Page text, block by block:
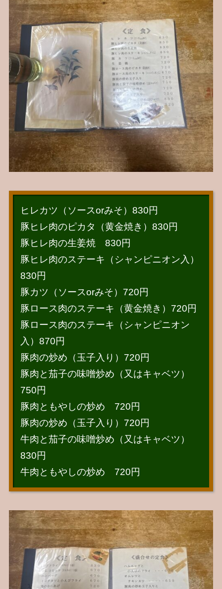
ヒレカツ（ソースorみそ）830円
豚ヒレ肉のピカタ（黄金焼き）830円
豚ヒレ肉の生姜焼 830円
豚ヒレ肉のステーキ（シャンピニオン入）
830円
豚カツ（ソースorみそ）720円
豚ロース肉のステーキ（黄金焼き）720円
豚ロース肉のステーキ（シャンピニオン
入）870円
豚肉の炒め（玉子入り）720円
豚肉と茄子の味噌炒め（又はキャベツ）
750円
豚肉ともやしの炒め 720円
豚肉の炒め（玉子入り）720円
牛肉と茄子の味噌炒め（又はキャベツ）
830円
牛肉ともやしの炒め 720円